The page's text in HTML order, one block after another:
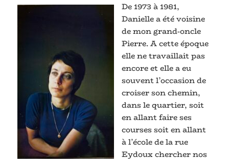
De 1973 à 1981,
Danielle a été voisine
de mon grand-oncle
Pierre. A cette époque
elle ne travaillait pas
encore et elle a eu
souvent l’occasion de
croiser son chemin,
dans le quartier, soit
en allant faire ses
courses soit en allant
à l’école de la rue
Eydoux chercher nos